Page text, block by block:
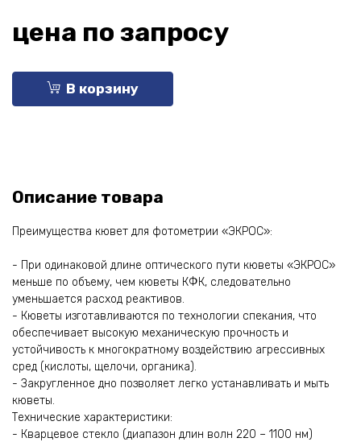
цена по запросу
В корзину
Описание товара
Преимущества кювет для фотометрии «ЭКРОС»:
- При одинаковой длине оптического пути кюветы «ЭКРОС»
меньше по объему, чем кюветы КФК, следовательно
уменьшается расход реактивов.
- Кюветы изготавливаются по технологии спекания, что
обеспечивает высокую механическую прочность и
устойчивость к многократному воздействию агрессивных
сред (кислоты, щелочи, органика).
- Закругленное дно позволяет легко устанавливать и мыть
кюветы.
Технические характеристики:
- Кварцевое стекло (диапазон длин волн 220 – 1100 нм)